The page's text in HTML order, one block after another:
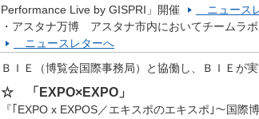
Performance Live by GISPRI」開催
ニュース
・アスタナ万博 アスタナ市内においてチームラ
ニュースレターへ
ＢＩＥ（博覧会国際事務局）と協働し、ＢＩＥが
☆ 「EXPO×EXPO」
『｢EXPO x EXPOS／エキスポのエキスポ｣～国